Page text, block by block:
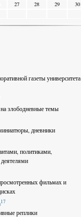
27 28 29
30
газеты университета
на злободневные темы
дневники
политиками,
фильмах и
17
реплики